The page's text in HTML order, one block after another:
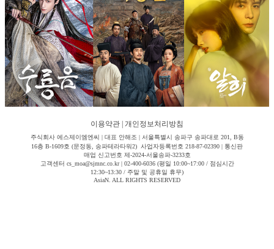
이용약관 개인정보처리방침
주식회사 에스제이엠엔씨 | 대표 안해조 | 서울특별시 송파구 송파대로 201, B동
16층 B-1609호 (문정동, 송파테라타워2) 사업자등록번호 218-87-02390 | 통신판
매업 신고번호 제-2024-서울송파-3233호
고객센터 cs_moa@sjmnc.co.kr | 02-400-6036 (평일 10:00~17:00 / 점심시간
12:30~13:30 / 주말 및 공휴일 휴무)
AsiaN. ALL RIGHTS RESERVED